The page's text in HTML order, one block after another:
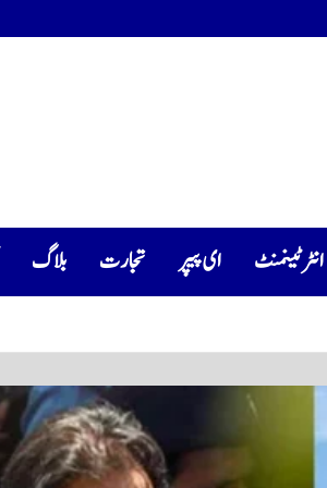
انٹرٹینمنٹ ای پیپر تجارت بلاگ